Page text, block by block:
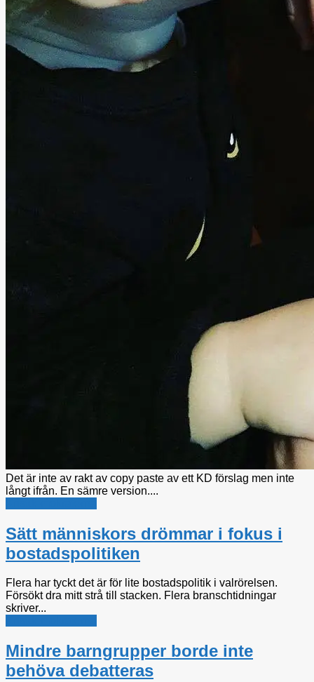
Det är inte av rakt av copy paste av ett KD förslag men inte
långt ifrån. En sämre version....
Sätt människors drömmar i fokus i
bostadspolitiken
Flera har tyckt det är för lite bostadspolitik i valrörelsen.
Försökt dra mitt strå till stacken. Flera branschtidningar
skriver...
Mindre barngrupper borde inte
behöva debatteras